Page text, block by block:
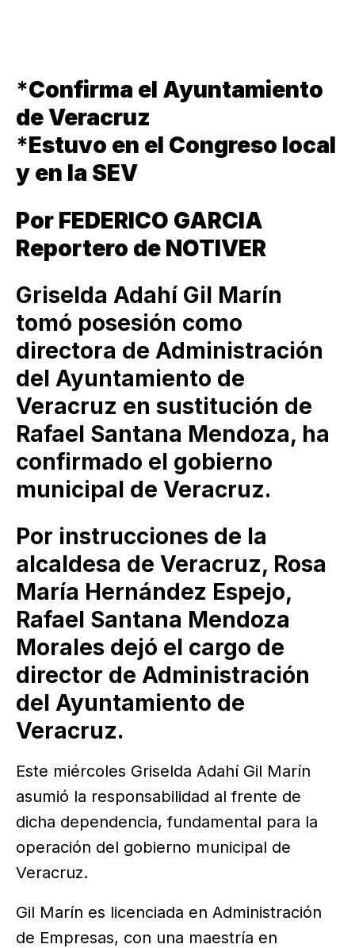
*Confirma el Ayuntamiento
de Veracruz
*Estuvo en el Congreso local
y en la SEV
Por FEDERICO GARCIA
Reportero de NOTIVER
Griselda Adahí Gil Marín
tomó posesión como
directora de Administración
del Ayuntamiento de
Veracruz en sustitución de
Rafael Santana Mendoza, ha
confirmado el gobierno
municipal de Veracruz.
Por instrucciones de la
alcaldesa de Veracruz, Rosa
María Hernández Espejo,
Rafael Santana Mendoza
Morales dejó el cargo de
director de Administración
del Ayuntamiento de
Veracruz.
Este miércoles Griselda Adahí Gil Marín
asumió la responsabilidad al frente de
dicha dependencia, fundamental para la
operación del gobierno municipal de
Veracruz.
Gil Marín es licenciada en Administración
de Empresas, con una maestría en